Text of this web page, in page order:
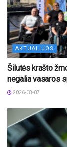
AKTUALIJOS
Šilutės krašto
negalia vasaros
2026-08-07